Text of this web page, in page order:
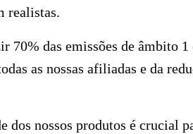
realistas.
70% das emissões de âmbito
as nossas afiliadas e da
dos nossos produtos é crucial